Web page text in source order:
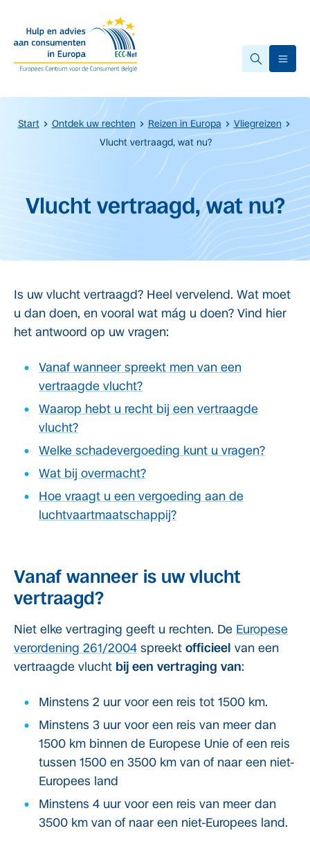
Start Ontdek uw rechten Reizen in Europa
Vliegreizen
Vlucht vertraagd, wat nu?
Start van de hoofdinhoud
Vlucht vertraagd, wat nu?
Is uw vlucht vertraagd? Heel vervelend. Wat moet
u dan doen, en vooral wat mág u doen? Vind hier
het antwoord op uw vragen:
Vanaf wanneer spreekt men van een
vertraagde vlucht?
Waarop hebt u recht bij een vertraagde
vlucht?
Welke schadevergoeding kunt u vragen?
Wat bij overmacht?
Hoe vraagt u een vergoeding aan de
luchtvaartmaatschappij?
Vanaf wanneer is uw vlucht
vertraagd?
Niet elke vertraging geeft u rechten. De Europese
verordening 261/2004 spreekt officieel van een
vertraagde vlucht bij een vertraging van:
Minstens 2 uur voor een reis tot 1500 km.
Minstens 3 uur voor een reis van meer dan
1500 km binnen de Europese Unie of een reis
tussen 1500 en 3500 km van of naar een niet-
Europees land
Minstens 4 uur voor een reis van meer dan
3500 km van of naar een niet-Europees land.